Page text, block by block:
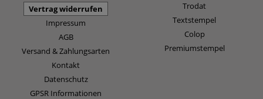
Vertrag widerrufen
Impressum
AGB
Versand & Zahlungsarten
Kontakt
Datenschutz
GPSR Informationen
Trodat
Textstempel
Colop
Premiumstempel